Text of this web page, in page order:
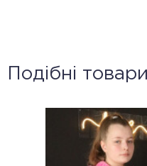
Подібні товари